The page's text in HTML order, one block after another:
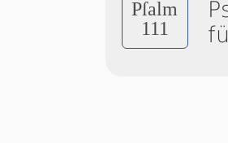
Pſalm
111